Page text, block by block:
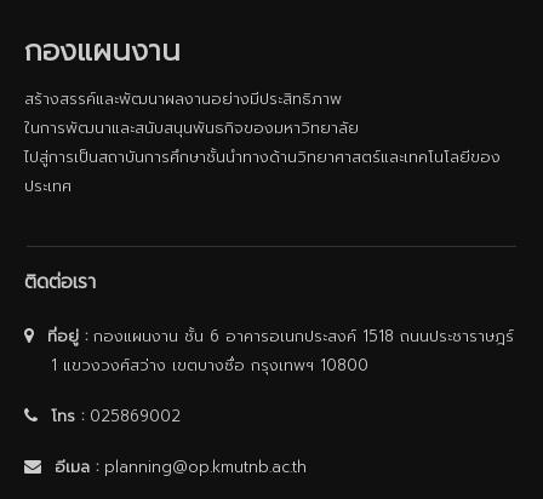
กองแผนงาน
สร้างสรรค์และพัฒนาผลงานอย่างมีประสิทธิภาพ
ในการพัฒนาและสนับสนุนพันธกิจของมหาวิทยาลัย
ไปสู่การเป็นสถาบันการศึกษาชั้นนําทางด้านวิทยาศาสตร์และเทคโนโลยีของ
ประเทศ
ติดต่อเรา
ที่อยู่ :กองแผนงาน ชั้น 6 อาคารอเนกประสงค์ 1518 ถนนประชาราษฎร์
1 แขวงวงศ์สว่าง เขตบางซื่อ กรุงเทพฯ 10800
โทร :025869002
อีเมล : planning@op.kmutnb.ac.th